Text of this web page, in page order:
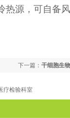
热源，可自备
下一篇： 干细胞生
疗检验科室